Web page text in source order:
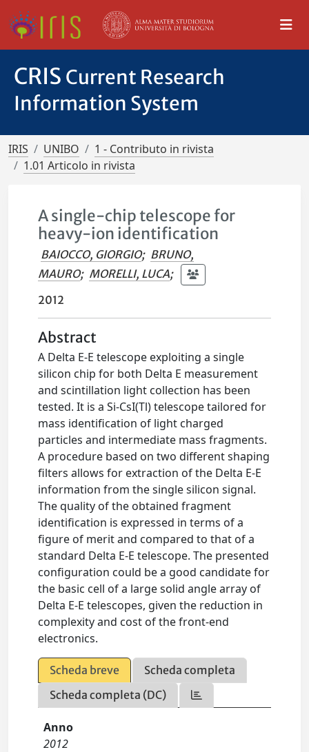
CRIS Current Research
Information System
IRIS UNIBO
1 - Contributo in rivista
1.01 Articolo in rivista
A single-chip telescope for
heavy-ion identification
BAIOCCO, GIORGIO; BRUNO,
MAURO; MORELLI, LUCA;
2012
Abstract
A Delta E-E telescope exploiting a single
silicon chip for both Delta E measurement
and scintillation light collection has been
tested. It is a Si-CsI(Tl) telescope tailored for
mass identification of light charged
particles and intermediate mass fragments.
A procedure based on two different shaping
filters allows for extraction of the Delta E-E
information from the single silicon signal.
The quality of the obtained fragment
identification is expressed in terms of a
figure of merit and compared to that of a
standard Delta E-E telescope. The presented
configuration could be a good candidate for
the basic cell of a large solid angle array of
Delta E-E telescopes, given the reduction in
complexity and cost of the front-end
electronics.
Scheda breve
Scheda completa
Scheda completa (DC)
Anno
2012